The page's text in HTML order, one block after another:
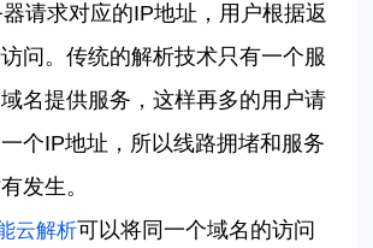
请求对应的IP地址，用户根据返
问。传统的解析技术只有一个服
名提供服务，这样再多的用户请
个IP地址，所以线路拥堵和服务
发生。
云解析可以将同一个域名的访问